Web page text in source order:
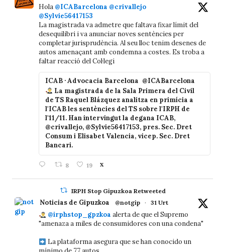
Hola @ICABarcelona @crivallejo
@Sylvie56417153
La magistrada va admetre que faltava fixar límit del
desequilibri i va anunciar noves sentències per
completar jurisprudència. Al seu lloc tenim desenes de
autos amenaçant amb condemna a costes. Es troba a
faltar reacció del Col·legi
ICAB · Advocacia Barcelona @ICABarcelona
La magistrada de la Sala Primera del Civil
de TS Raquel Blázquez analitza en primícia a
l'ICAB les sentències del TS sobre l'IRPH de
l'11/11. Han intervingut la degana ICAB,
@crivallejo, @Sylvie56417153, pres. Sec. Dret
Consum i Elisabet Valencia, vicep. Sec. Dret
Bancari.
8 19 X
IRPH Stop Gipuzkoa Retweeted
Noticias de Gipuzkoa @notgip · 31 Urt
@irphstop_gpzkoa alerta de que el Supremo
"amenaza a miles de consumidores con una condena"
La plataforma asegura que se han conocido un